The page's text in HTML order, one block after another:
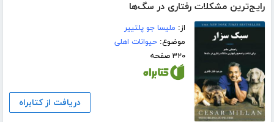
رایج‌ترین مشکلات رفتاری در سگ‌ها
از: ملیسا جو پلتییر
موضوع:حیوانات اهلی
۳۲۰ صفحه
دریافت از کتابراه